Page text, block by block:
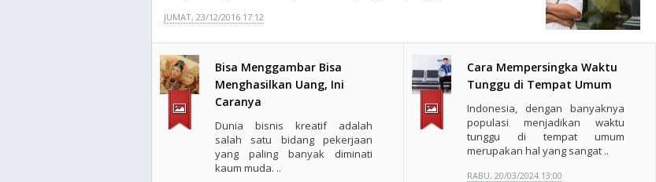
JUMAT, 23/12/2016 17:12
Bisa Menggambar Bisa
Menghasilkan Uang, Ini
Caranya
Dunia bisnis kreatif adalah
salah satu bidang pekerjaan
yang paling banyak diminati
kaum muda. ..
Cara Mempersingka Waktu
Tunggu di Tempat Umum
Indonesia, dengan banyaknya
populasi menjadikan waktu
tunggu di tempat umum
merupakan hal yang sangat ..
RABU, 20/03/2024 13:00